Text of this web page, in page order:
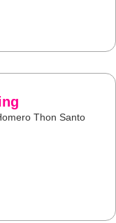
Thon Santo